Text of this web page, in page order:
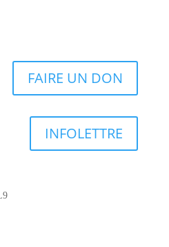
FAIRE UN DON
INFOLETTRE